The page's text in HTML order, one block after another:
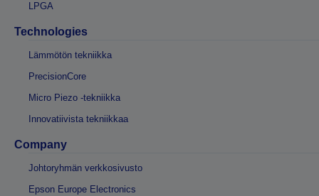
LPGA
Technologies
Lämmötön tekniikka
PrecisionCore
Micro Piezo -tekniikka
Innovatiivista tekniikkaa
Company
Johtoryhmän verkkosivusto
Epson Europe Electronics